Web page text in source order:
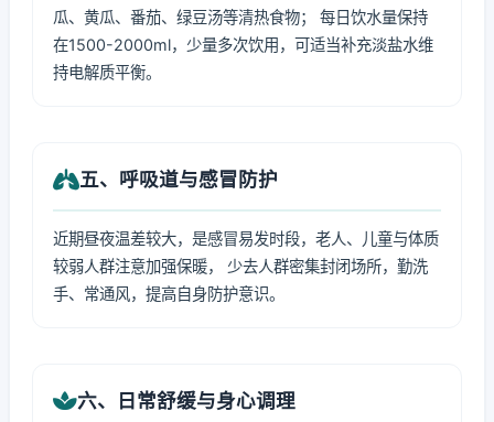
瓜、黄瓜、番茄、绿豆汤等清热食物； 每日饮水量保持
在1500-2000ml，少量多次饮用，可适当补充淡盐水维
持电解质平衡。
五、呼吸道与感冒防护
近期昼夜温差较大，是感冒易发时段，老人、儿童与体质
较弱人群注意加强保暖， 少去人群密集封闭场所，勤洗
手、常通风，提高自身防护意识。
六、日常舒缓与身心调理